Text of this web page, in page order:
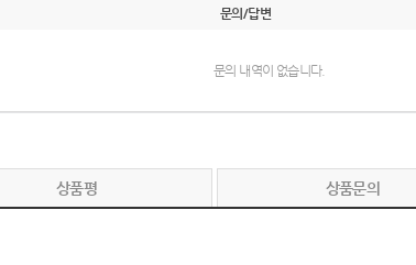
14 에코백
16 쿠션
문의/답변
문의 내역이 없습니다.
상품평 상품문의